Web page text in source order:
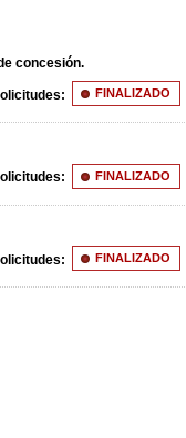
concesión.
FINALIZADO
FINALIZADO
FINALIZADO